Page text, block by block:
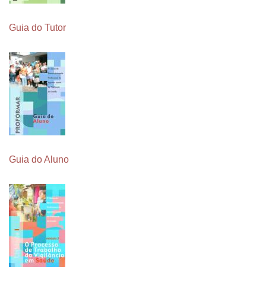
Guia do Tutor
Guia do Aluno